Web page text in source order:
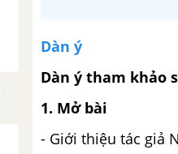
Dàn ý
Dàn ý tham khảo
1. Mở bài
- Giới thiệu tác giả